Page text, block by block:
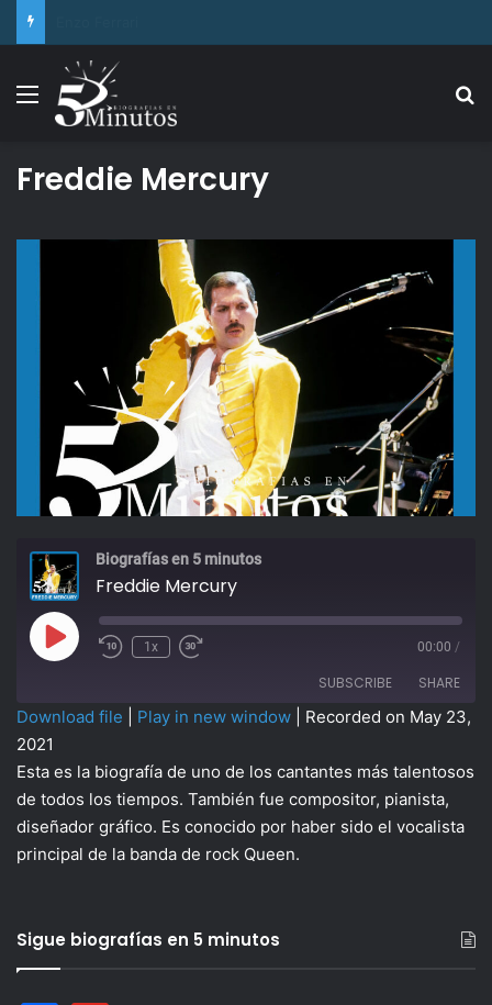
Menu
Freddie Mercury
Biografías en 5 minutos
Freddie Mercury
Play
Episode
1x 00:00 /
SUBSCRIBE SHARE
RSS FEED
SHARE
LINK
EMBED
Download file Play in new window
Recorded on May 23,
2021
Esta es la biografía de uno de los cantantes más talentosos
de todos los tiempos. También fue compositor, pianista,
diseñador gráfico. Es conocido por haber sido el vocalista
principal de la banda de rock Queen.
Sigue biografías en 5 minutos